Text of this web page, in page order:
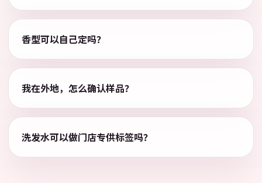
香型可以自己定吗？
我在外地，怎么确认样品？
洗发水可以做门店专供标签吗？